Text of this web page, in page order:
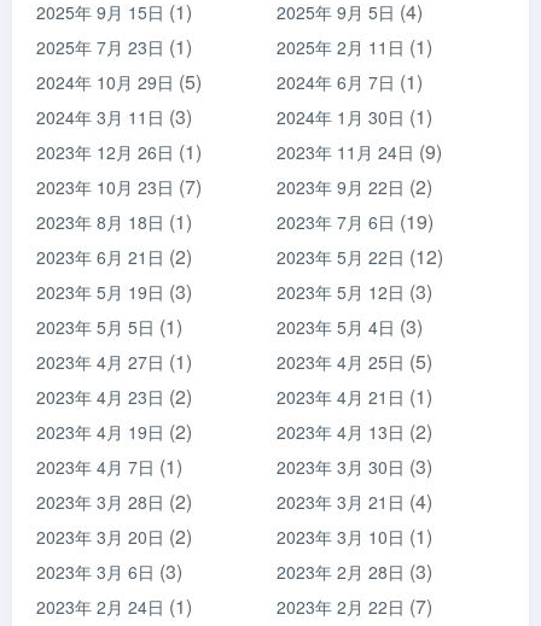
2025年 9月 15日 (1) 2025年 9月 5日 (4)
2025年 7月 23日 (1) 2025年 2月 11日 (1)
2024年 10月 29日 (5) 2024年 6月 7日 (1)
2024年 3月 11日 (3) 2024年 1月 30日 (1)
2023年 12月 26日 (1) 2023年 11月 24日 (9)
2023年 10月 23日 (7) 2023年 9月 22日 (2)
2023年 8月 18日 (1) 2023年 7月 6日 (19)
2023年 6月 21日 (2) 2023年 5月 22日 (12)
2023年 5月 19日 (3) 2023年 5月 12日 (3)
2023年 5月 5日 (1) 2023年 5月 4日 (3)
2023年 4月 27日 (1) 2023年 4月 25日 (5)
2023年 4月 23日 (2) 2023年 4月 21日 (1)
2023年 4月 19日 (2) 2023年 4月 13日 (2)
2023年 4月 7日 (1) 2023年 3月 30日 (3)
2023年 3月 28日 (2) 2023年 3月 21日 (4)
2023年 3月 20日 (2) 2023年 3月 10日 (1)
2023年 3月 6日 (3) 2023年 2月 28日 (3)
2023年 2月 24日 (1) 2023年 2月 22日 (7)